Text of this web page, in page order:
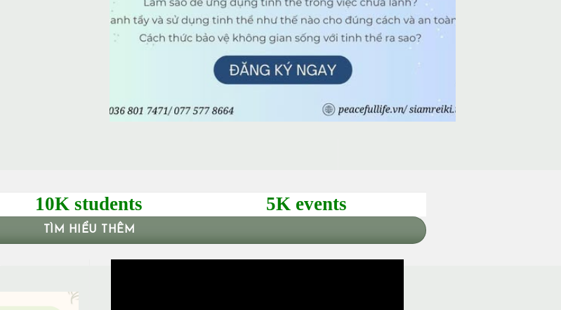
10K students 5K events
TÌM HIỂU THÊM